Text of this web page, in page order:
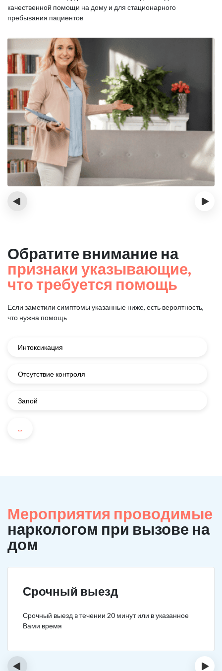
качественной помощи на дому и для стационарного
пребывания пациентов
‹ ›
Обратите внимание на
признаки указывающие,
что требуется помощь
Если заметили симптомы указанные ниже, есть вероятность,
что нужна помощь
Интоксикация
Отсутствие контроля
Запой
...
Мероприятия проводимые
наркологом при вызове на
дом
Срочный выезд
Срочный выезд в течении 20 минут или в указанное
Вами время
‹ ›